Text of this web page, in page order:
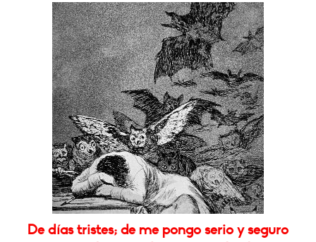
De días tristes; de me pongo serio y seguro